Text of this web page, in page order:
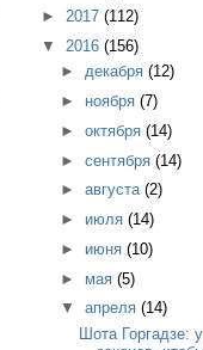
► 2017 (112)
▼ 2016 (156)
► декабря (12)
► ноября (7)
► октября (14)
► сентября (14)
► августа (2)
► июля (14)
► июня (10)
► мая (5)
▼ апреля (14)
Шота Горгадзе: